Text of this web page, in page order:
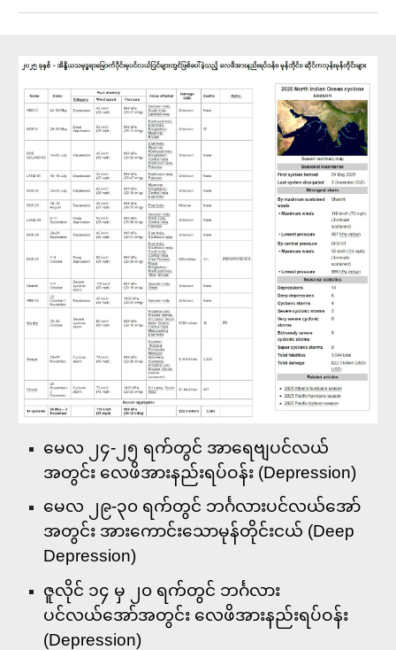
မေလ ၂၄-၂၅ ရက်တွင် အာရေဗျပင်လယ်
အတွင်း လေဖိအားနည်းရပ်ဝန်း (Depression)
မေလ ၂၉-၃၀ ရက်တွင် ဘင်္ဂလားပင်လယ်အော်
အတွင်း အားကောင်းသောမုန်တိုင်းငယ် (Deep
Depression)
ဇူလိုင် ၁၄ မှ ၂၀ ရက်တွင် ဘင်္ဂလား
ပင်လယ်အော်အတွင်း လေဖိအားနည်းရပ်ဝန်း
(Depression)